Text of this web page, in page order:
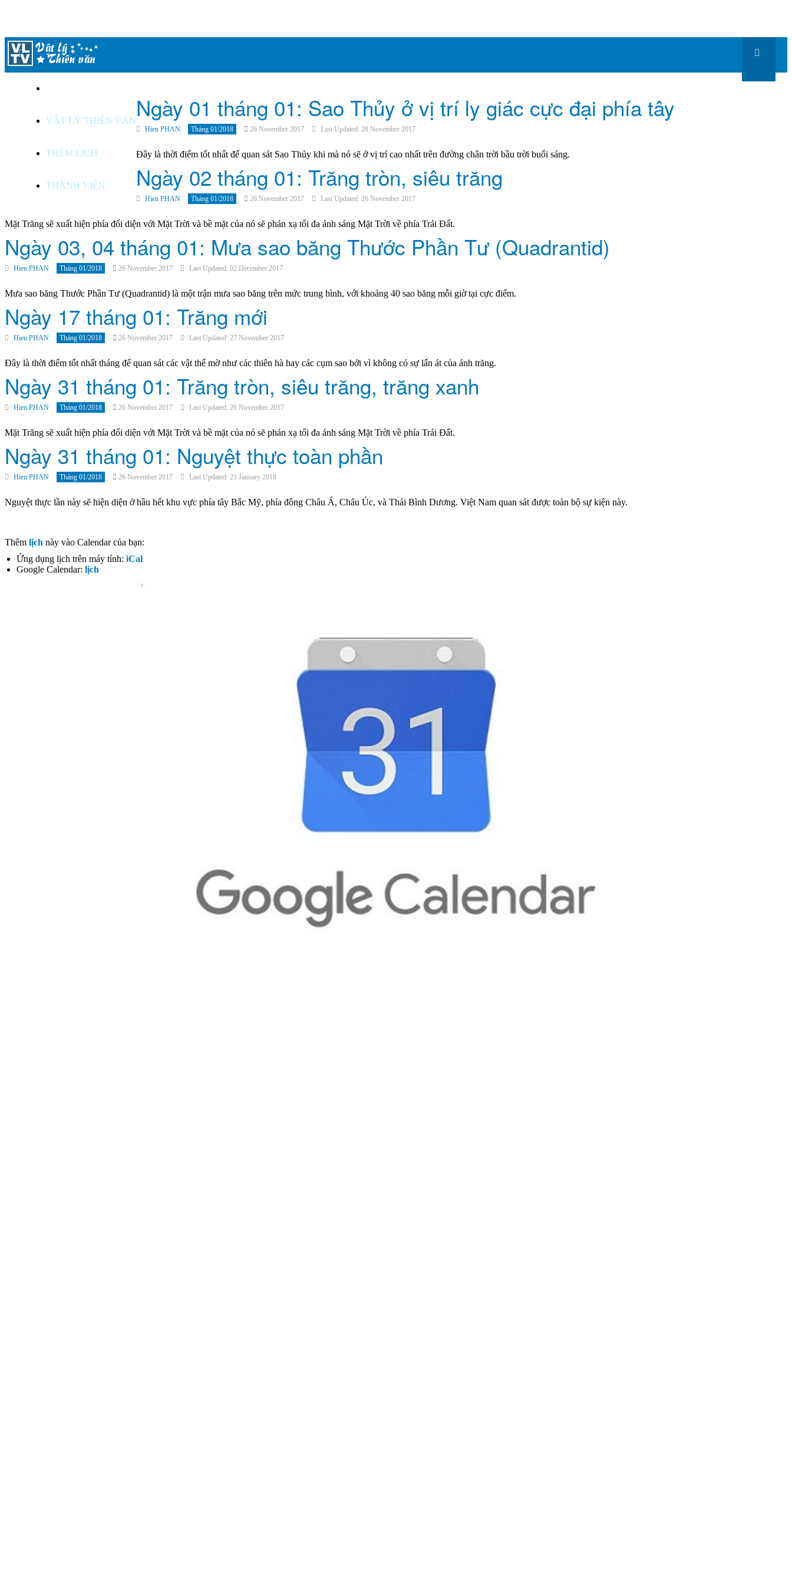
VẬT LÝ THIÊN VĂN
THÊM LỊCH
THÀNH VIÊN
Ngày 01 tháng 01: Sao Thủy ở vị trí ly giác cực đại phía tây
Hien PHAN Tháng 01/2018 26 November 2017 Last Updated: 28 November 2017
Đây là thời điểm tốt nhất để quan sát Sao Thủy khi mà nó sẽ ở vị trí cao nhất trên đường chân trời bầu trời buổi sáng.
Ngày 02 tháng 01: Trăng tròn, siêu trăng
Hien PHAN Tháng 01/2018 26 November 2017 Last Updated: 26 November 2017
Mặt Trăng sẽ xuất hiện phía đối diện với Mặt Trời và bề mặt của nó sẽ phản xạ tối đa ánh sáng Mặt Trời về phía Trái Đất.
Ngày 03, 04 tháng 01: Mưa sao băng Thước Phần Tư (Quadrantid)
Hien PHAN Tháng 01/2018 26 November 2017 Last Updated: 02 December 2017
Mưa sao băng Thước Phần Tư (Quadrantid) là một trận mưa sao băng trên mức trung bình, với khoảng 40 sao băng mỗi giờ tại cực điểm.
Ngày 17 tháng 01: Trăng mới
Hien PHAN Tháng 01/2018 26 November 2017 Last Updated: 27 November 2017
Đây là thời điểm tốt nhất tháng để quan sát các vật thể mờ như các thiên hà hay các cụm sao bởi vì không có sự lấn át của ánh trăng.
Ngày 31 tháng 01: Trăng tròn, siêu trăng, trăng xanh
Hien PHAN Tháng 01/2018 26 November 2017 Last Updated: 26 November 2017
Mặt Trăng sẽ xuất hiện phía đối diện với Mặt Trời và bề mặt của nó sẽ phản xạ tối đa ánh sáng Mặt Trời về phía Trái Đất.
Ngày 31 tháng 01: Nguyệt thực toàn phần
Hien PHAN Tháng 01/2018 26 November 2017 Last Updated: 21 January 2018
Nguyệt thực lần này sẽ hiện diện ở hầu hết khu vực phía tây Bắc Mỹ, phía đông Châu Á, Châu Úc, và Thái Bình Dương. Việt Nam quan sát được toàn bộ sự kiện này.
Thêm lịch này vào Calendar của bạn:
Ứng dụng lịch trên máy tính: iCal
Google Calendar: lịch